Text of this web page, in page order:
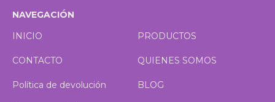
NAVEGACIÓN
INICIO
PRODUCTOS
CONTACTO QUIENES SOMOS
Política de devolución BLOG